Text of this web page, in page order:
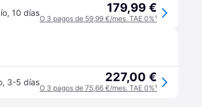
, 10 días 179,99 €
O 3 pagos de 59,99 €/mes. TAE 0%¹
, 3-5 días 227,00 €
O 3 pagos de 75,66 €/mes. TAE 0%¹